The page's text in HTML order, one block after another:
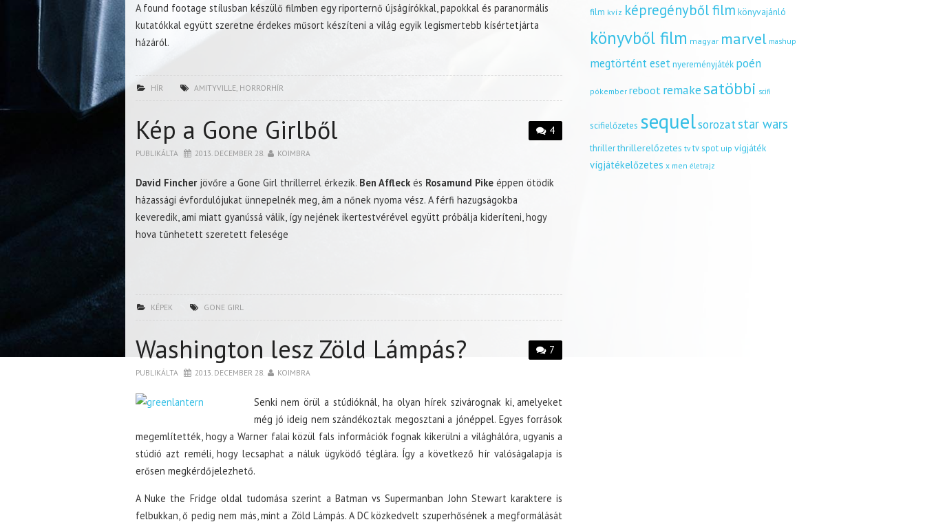
A found footage stílusban készülő filmben egy riporternő újságírókkal, papokkal és paranormális
kutatókkal együtt szeretne érdekes műsort készíteni a világ egyik legismertebb kísértetjárta
házáról.
HÍR AMITYVILLE, HORRORHÍR
4
Kép a Gone Girlből
PUBLIKÁLTA 2013. DECEMBER 28. KOIMBRA
David Fincherjövőre a Gone Girl thrillerrel érkezik. Ben Affleck és Rosamund Pike éppen ötödik
házassági évfordulójukat ünnepelnék meg, ám a nőnek nyoma vész. A férfi hazugságokba
keveredik, ami miatt gyanússá válik, így nejének ikertestvérével együtt próbálja kideríteni, hogy
hova tűnhetett szeretett felesége
KÉPEK GONE GIRL
7
Washington lesz Zöld Lámpás?
PUBLIKÁLTA 2013. DECEMBER 28. KOIMBRA
Senki nem örül a stúdióknál, ha olyan hírek szivárognak ki, amelyeket
még jó ideig nem szándékoztak megosztani a jónéppel. Egyes források
megemlítették, hogy a Warner falai közül fals információk fognak kikerülni a világhálóra, ugyanis a
stúdió azt reméli, hogy lecsaphat a náluk ügyködő téglára. Így a következő hír valóságalapja is
erősen megkérdőjelezhető.
A Nuke the Fridge oldal tudomása szerint a Batman vs Supermanban John Stewart karaktere is
felbukkan, ő pedig nem más, mint a Zöld Lámpás. A DC közkedvelt szuperhősének a megformálását
film kvíz képregényből film könyvajánló
könyvből film magyar marvel mashup
megtörtént esetnyereményjáték poén
pókember reboot remakesatöbbi scifi
scifielőzetes sequelsorozatstar wars
thrillerthrillerelőzetes tv tv spot uip vígjáték
vígjátékelőzetes x men életrajz